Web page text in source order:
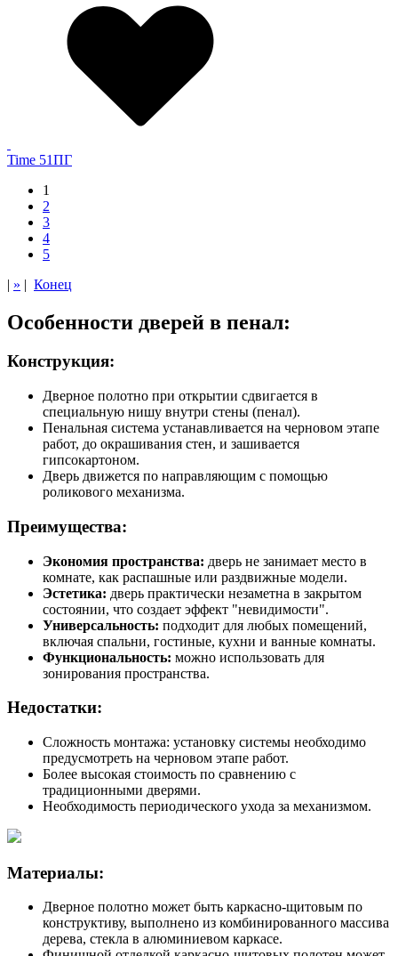
Time 51ПГ
1
2
3
4
5
| » | Конец
Особенности дверей в пенал:
Конструкция:
Дверное полотно при открытии сдвигается в
специальную нишу внутри стены (пенал).
Пенальная система устанавливается на черновом этапе
работ, до окрашивания стен, и зашивается
гипсокартоном.
Дверь движется по направляющим с помощью
роликового механизма.
Преимущества:
Экономия пространства: дверь не занимает место в
комнате, как распашные или раздвижные модели.
Эстетика: дверь практически незаметна в закрытом
состоянии, что создает эффект "невидимости".
Универсальность: подходит для любых помещений,
включая спальни, гостиные, кухни и ванные комнаты.
Функциональность: можно использовать для
зонирования пространства.
Недостатки:
Сложность монтажа: установку системы необходимо
предусмотреть на черновом этапе работ.
Более высокая стоимость по сравнению с
традиционными дверями.
Необходимость периодического ухода за механизмом.
Материалы:
Дверное полотно может быть каркасно-щитовым по
конструктиву, выполнено из комбинированного массива
дерева, стекла в алюминиевом каркасе.